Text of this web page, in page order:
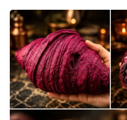
la
Viande
Hachée
&
Mozzarella